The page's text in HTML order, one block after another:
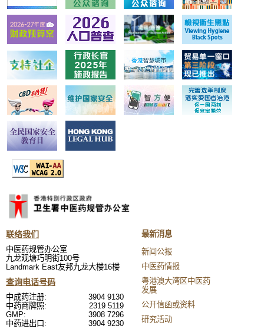
联络我们
中医药规管办公室
九龙观塘巧明街100号
Landmark East友邦九龙大楼16楼
查询电话号码
中成药注册:
3904 9130
中药商牌照:
2319 5119
GMP:
3908 7296
中药进出口:
3904 9230
最新消息
新闻公报
中医药情报
粤港澳大湾区中医药
发展
公开信函或资料
研究活动